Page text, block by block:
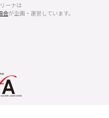
ーナは
会が企画・運営しています。